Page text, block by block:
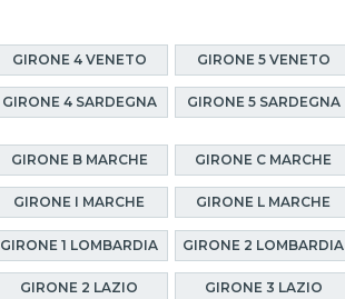
GIRONE 4 VENETO GIRONE 5 VENETO
GIRONE 4 SARDEGNA GIRONE 5 SARDEGNA
GIRONE B MARCHE GIRONE C MARCHE
GIRONE I MARCHE GIRONE L MARCHE
GIRONE 1 LOMBARDIA GIRONE 2 LOMBARDIA
GIRONE 2 LAZIO GIRONE 3 LAZIO